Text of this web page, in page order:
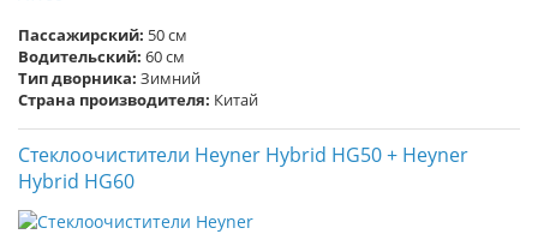
Пассажирский: 50 см
Водительский: 60 см
Тип дворника: Зимний
Страна производителя: Китай
Стеклоочистители Heyner Hybrid HG50 + Heyner
Hybrid HG60